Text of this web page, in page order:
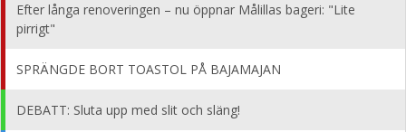
Efter långa renoveringen – nu öppnar Målillas bageri: "Lite
pirrigt"
SPRÄNGDE BORT TOASTOL PÅ BAJAMAJAN
DEBATT: Sluta upp med slit och släng!